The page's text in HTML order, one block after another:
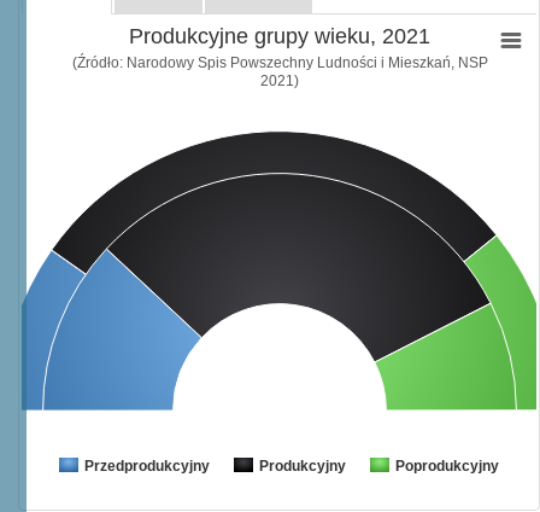
Produkcyjne grupy wieku, 2021
(Źródło: Narodowy Spis Powszechny Ludności i Mieszkań, NSP
2021)
Przedprodukcyjny Produkcyjny Poprodukcyjny